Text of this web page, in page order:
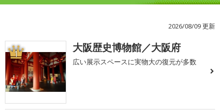
2026/08/09 更新
1 大阪歴史博物館／大阪府
広い展示スペースに実物大の復元が多数